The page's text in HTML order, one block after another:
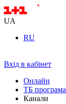
UA
RU
Вхід в кабінет
Онлайн
ТБ програма
Канали